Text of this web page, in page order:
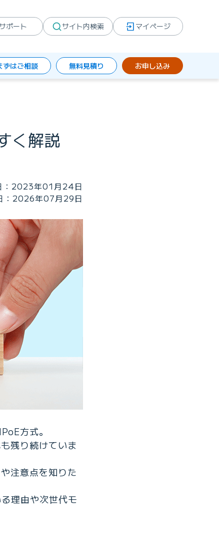
ポート サイト内検索 マイページ
ずはご相談 無料見積り お申し込み
く解説
：2023年01月24日
：2026年07月29日
方式。
残り続けていま
注意点を知りた
理由や次世代モ